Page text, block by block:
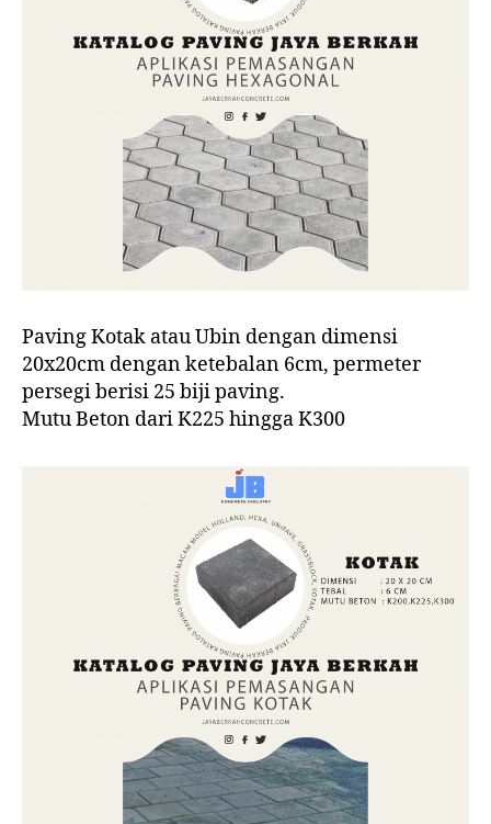
Paving Kotak atau Ubin dengan dimensi
20x20cm dengan ketebalan 6cm, permeter
persegi berisi 25 biji paving.
Mutu Beton dari K225 hingga K300